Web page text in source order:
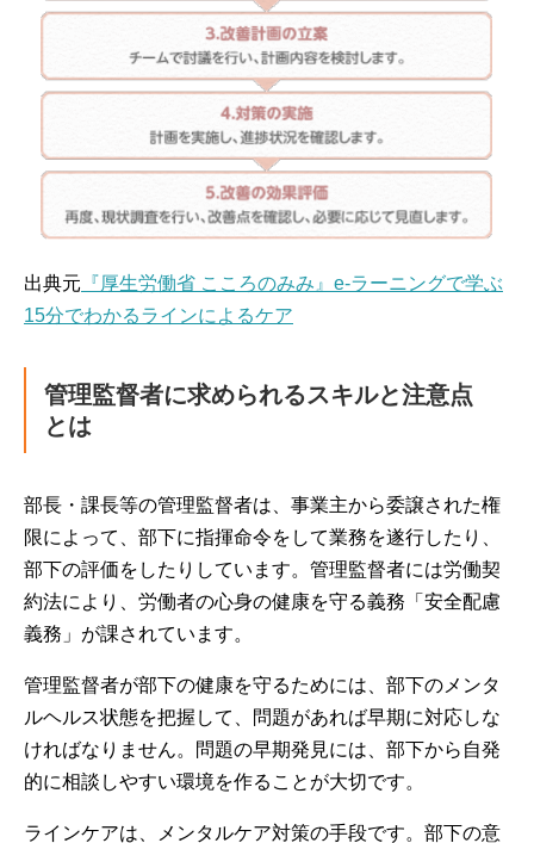
出典元 『厚生労働省 こころのみみ 』 e-ラーニングで学ぶ
15分でわかるラインによるケア
管理監督者に求められるスキルと注意点
とは
部長・課長等の管理監督者は、事業主から委譲された権
限によって、部下に指揮命令をして業務を遂行したり、
部下の評価をしたりしています。管理監督者には労働契
約法により、 労働者の心身の健康を守る義務「安全配慮
義務」が課されています。
管理監督者が部下の健康を守るためには、部下のメンタ
ルヘルス状態を把握して、問題があれば早期に対応しな
ければなりません。問題の早期発見には、部下から自発
的に相談しやすい環境を作ることが大切です。
ラインケアは、メンタルケア対策の手段です。部下の意